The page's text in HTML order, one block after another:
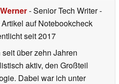
- Senior Tech Writer-
auf Notebookcheck
seit 2017
seit über zehn Jahren
aktiv, den Großteil
Dabei war ich unter